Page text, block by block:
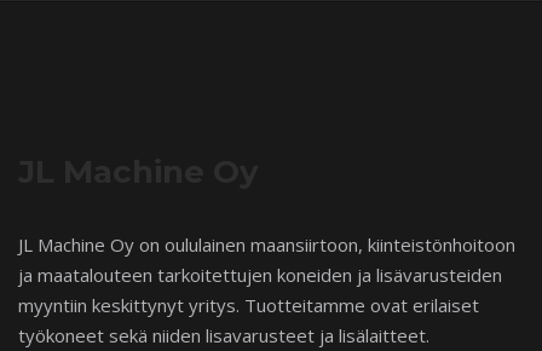
JL Machine Oy on oululainen maansiirtoon, kiinteistönhoitoon
ja maatalouteen tarkoitettujen koneiden ja lisävarusteiden
myyntiin keskittynyt yritys. Tuotteitamme ovat erilaiset
työkoneet sekä niiden lisavarusteet ja lisälaitteet.